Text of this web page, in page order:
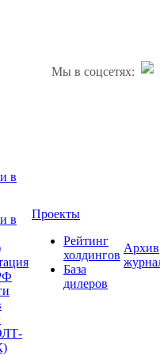
Мы в соцсетях:
в
в
Проекты
Рейтинг
холдингов
База
дилеров
Архив